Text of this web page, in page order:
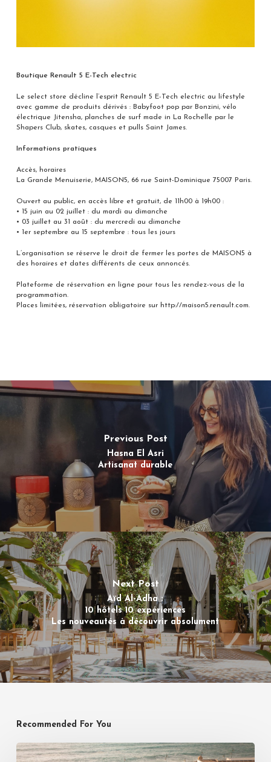
Boutique Renault 5 E-Tech electric
Le select store décline l’esprit Renault 5 E-Tech electric au lifestyle
avec gamme de produits dérivés : Babyfoot pop par Bonzini, vélo
électrique Jitensha, planches de surf made in La Rochelle par le
Shapers Club, skates, casques et pulls Saint James.
Informations pratiques
Accès, horaires
La Grande Menuiserie, MAISON5, 66 rue Saint-Dominique 75007 Paris.
Ouvert au public, en accès libre et gratuit, de 11h00 à 19h00 :
• 15 juin au 02 juillet : du mardi au dimanche
• 03 juillet au 31 août : du mercredi au dimanche
• 1er septembre au 15 septembre : tous les jours
L’organisation se réserve le droit de fermer les portes de MAISON5 à
des horaires et dates différents de ceux annoncés.
Plateforme de réservation en ligne pour tous les rendez-vous de la
programmation.
Places limitées, réservation obligatoire sur http://maison5.renault.com.
Previous Post
Hasna El Asri
Artisanat durable
Next Post
Aïd Al-Adha :
10 hôtels 10 expériences
Les nouveautés à découvrir absolument
Recommended For You